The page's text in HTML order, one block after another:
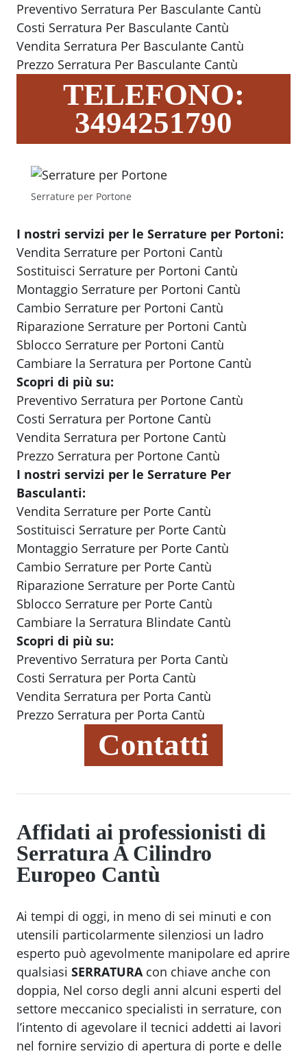
Preventivo Serratura Per Basculante Cantù
Costi Serratura Per Basculante Cantù
Vendita Serratura Per Basculante Cantù
Prezzo Serratura Per Basculante Cantù
TELEFONO:
3494251790
Serrature per Portone
I nostri servizi per le Serrature per Portoni:
Vendita Serrature per Portoni Cantù
Sostituisci Serrature per Portoni Cantù
Montaggio Serrature per Portoni Cantù
Cambio Serrature per Portoni Cantù
Riparazione Serrature per Portoni Cantù
Sblocco Serrature per Portoni Cantù
Cambiare la Serratura per Portone Cantù
Scopri di più su:
Preventivo Serratura per Portone Cantù
Costi Serratura per Portone Cantù
Vendita Serratura per Portone Cantù
Prezzo Serratura per Portone Cantù
I nostri servizi per le Serrature Per
Basculanti:
Vendita Serrature per Porte Cantù
Sostituisci Serrature per Porte Cantù
Montaggio Serrature per Porte Cantù
Cambio Serrature per Porte Cantù
Riparazione Serrature per Porte Cantù
Sblocco Serrature per Porte Cantù
Cambiare la Serratura Blindate Cantù
Scopri di più su:
Preventivo Serratura per Porta Cantù
Costi Serratura per Porta Cantù
Vendita Serratura per Porta Cantù
Prezzo Serratura per Porta Cantù
Contatti
Affidati ai professionisti di
Serratura A Cilindro
Europeo Cantù
Ai tempi di oggi, in meno di sei minuti e con
utensili particolarmente silenziosi un ladro
esperto può agevolmente manipolare ed aprire
qualsiasi SERRATURAcon chiave anche con
doppia, Nel corso degli anni alcuni esperti del
settore meccanico specialisti in serrature, con
l’intento di agevolare il tecnici addetti ai lavori
nel fornire servizio di apertura di porte e delle